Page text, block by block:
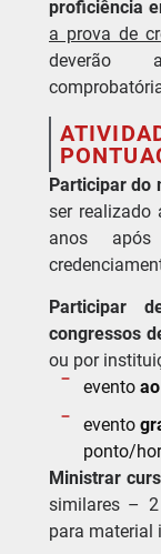
proficiência
a prova de
deverão
Participar do
ser realizado
anos
Participar
congressos
ou por
evento
evento
ponto/
Ministrar
similares –
para material